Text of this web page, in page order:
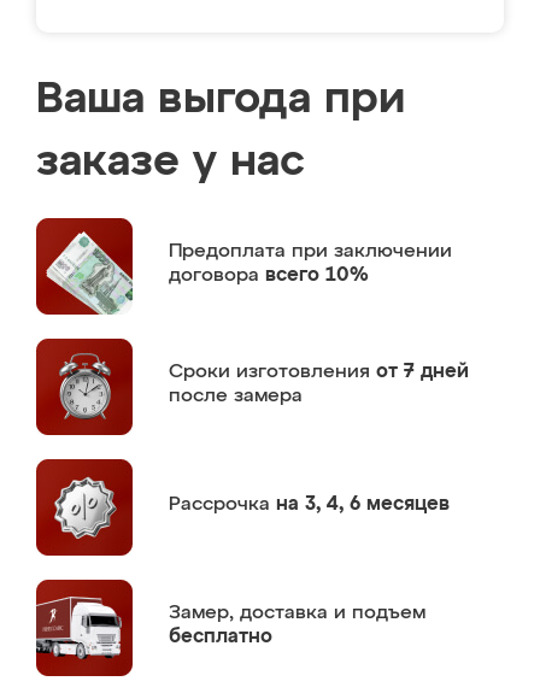
Ваша выгода при
заказе у нас
Предоплата при заключении
договора всего 10%
Сроки изготовления от 7 дней
после замера
Рассрочка на 3, 4, 6 месяцев
Замер, доставка и подъем
бесплатно